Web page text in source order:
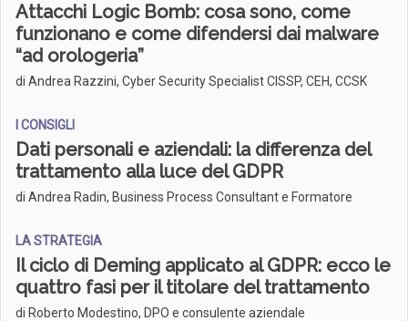
Attacchi Logic Bomb: cosa sono, come
funzionano e come difendersi dai malware
“ad orologeria”
di Andrea Razzini, Cyber Security Specialist CISSP, CEH, CCSK
I CONSIGLI
Dati personali e aziendali: la differenza del
trattamento alla luce del GDPR
di Andrea Radin, Business Process Consultant e Formatore
LA STRATEGIA
Il ciclo di Deming applicato al GDPR: ecco le
quattro fasi per il titolare del trattamento
di Roberto Modestino, DPO e consulente aziendale